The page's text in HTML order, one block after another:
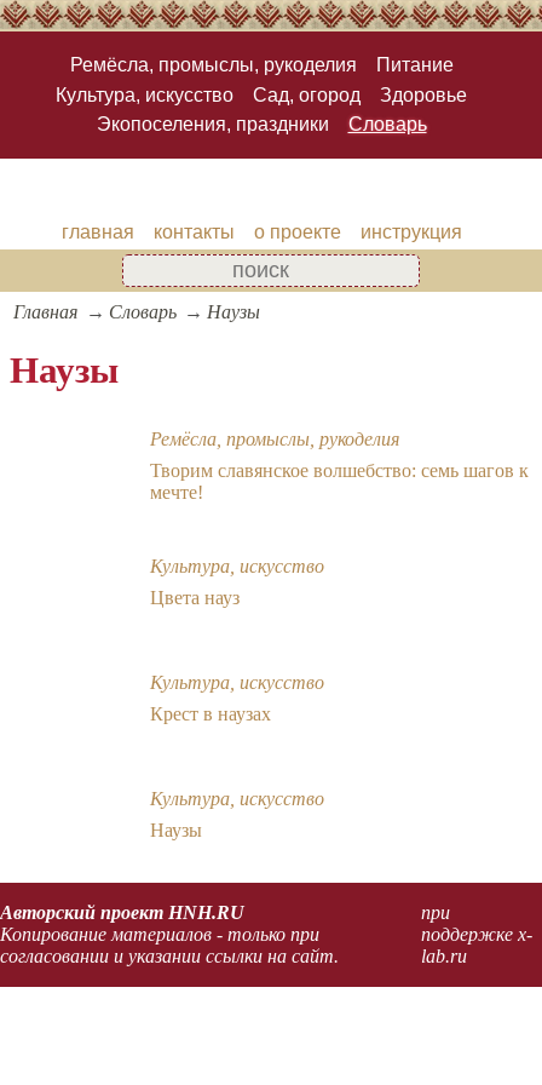
Ремёсла, промыслы, рукоделия
Питание
Культура, искусство
Сад, огород
Здоровье
Экопоселения, праздники
Словарь
главная контакты о проекте инструкция
Главная Словарь Наузы
Наузы
Ремёсла, промыслы, рукоделия
Творим славянское волшебство: семь шагов к
мечте!
Культура, искусство
Цвета науз
Культура, искусство
Крест в наузах
Культура, искусство
Наузы
Авторский проект HNH.RU
Копирование материалов - только при
согласовании и указании ссылки на сайт.
при
поддержке x-
lab.ru